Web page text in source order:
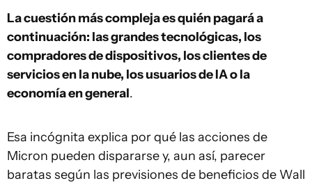
La cuestión más compleja es quién pagará a
continuación: las grandes tecnológicas, los
compradores de dispositivos, los clientes de
servicios en la nube, los usuarios de IA o la
economía en general.
Esa incógnita explica por qué las acciones de
Micron pueden dispararse y, aun así, parecer
baratas según las previsiones de beneficios de Wall